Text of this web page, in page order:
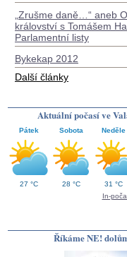
„Zrušme daně…“ aneb
království s Tomášem
Parlamentní listy
Bykekap 2012
Další články
Aktuální počasí ve
Pátek
27 °C
Sobota
28 °C
Neděle
31 °C
In-
Říkáme NE!